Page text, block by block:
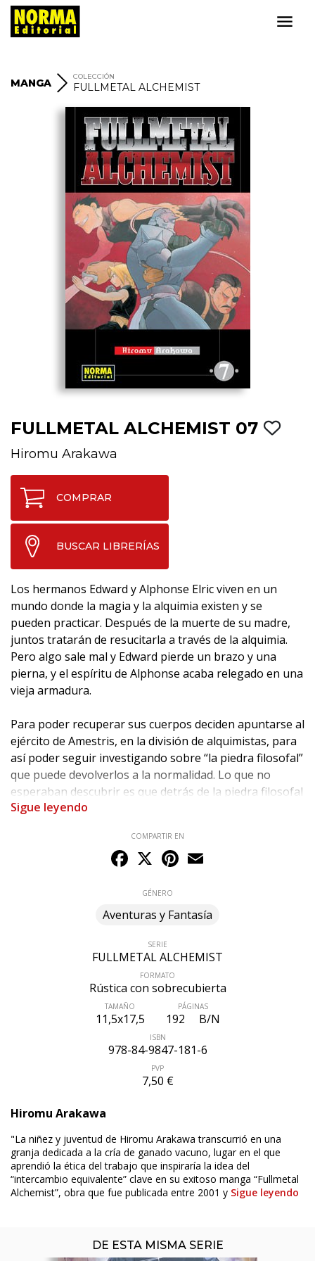
MANGA
COLECCIÓN
FULLMETAL ALCHEMIST
FULLMETAL ALCHEMIST 07
Hiromu Arakawa
COMPRAR
BUSCAR LIBRERÍAS
Los hermanos Edward y Alphonse Elric viven en un
mundo donde la magia y la alquimia existen y se
pueden practicar. Después de la muerte de su madre,
juntos tratarán de resucitarla a través de la alquimia.
Pero algo sale mal y Edward pierde un brazo y una
pierna, y el espíritu de Alphonse acaba relegado en una
vieja armadura.
Para poder recuperar sus cuerpos deciden apuntarse al
ejército de Amestris, en la división de alquimistas, para
así poder seguir investigando sobre “la piedra filosofal”
que puede devolverlos a la normalidad. Lo que no
esperaban descubrir es que detrás de la piedra filosofal
hay toda una conspiración escondida para destruir el
- La serie ha arrasado en medio mundo con todo tipo
- En 2009 fue el cuarto manga más vendido en Japón.
- La serie de anime ha recibido varios premios, entre
los que destacamos el American Anime Awards en cinco
categorías distintas en el 2007, o el Anime Grand Prix a
Premio Shōgakukan 2004 al mejor shonen.
Sigue leyendo
COMPARTIR EN
Facebook
X Pinterest
GÉNERO
Aventuras y Fantasía
SERIE
FULLMETAL ALCHEMIST
FORMATO
Rústica con sobrecubierta
TAMAÑO
11,5x17,5
PÁGINAS
192 B/N
ISBN
978-84-9847-181-6
PVP
7,50 €
Hiromu Arakawa
"La niñez y juventud de Hiromu Arakawa transcurrió en una
granja dedicada a la cría de ganado vacuno, lugar en el que
aprendió la ética del trabajo que inspiraría la idea del
“intercambio equivalente” clave en su exitoso manga “Fullmetal
Alchemist”, obra que fue publicada entre 2001 y Sigue leyendo
DE ESTA MISMA SERIE
ÚLTIMO NÚMERO PUBLICADO